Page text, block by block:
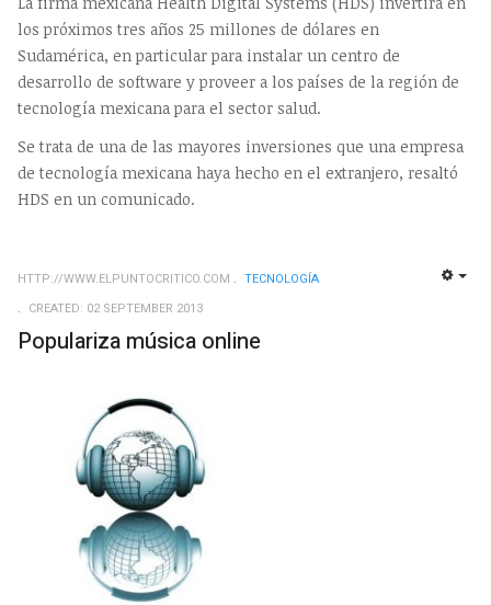
los próximos tres años 25 millones de dólares en
Sudamérica, en particular para instalar un centro de
desarrollo de software y proveer a los países de la región de
tecnología mexicana para el sector salud.
Se trata de una de las mayores inversiones que una empresa
de tecnología mexicana haya hecho en el extranjero, resaltó
HDS en un comunicado.
HTTP://WWW.ELPUNTOCRITICO.COM
TECNOLOGÍ­A
CREATED: 02 SEPTEMBER 2013
Populariza música online